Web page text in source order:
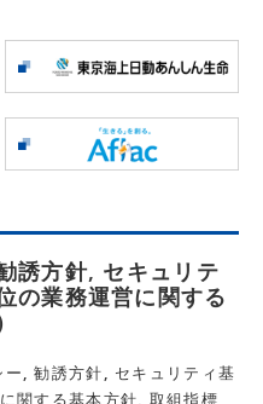
誘方針, セキュリテ
の業務運営に関する
, 勧誘方針, セキュリティ基
関する基本方針, 取組指標